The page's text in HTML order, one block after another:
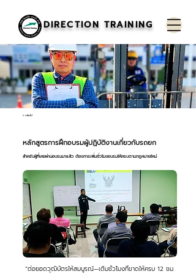
DIRECTION TRAINING
< กลับไป
หลักสูตรการฝึกอบรมผู้ปฏิบัติงานเกี่ยวกับรถยก
สำหรับผู้ที่เคยผ่านอบรมมาแล้ว ต้องการเพิ่มชั่วโมงอบรมให้ครบตามกฎหมายใหม่
“ต่อยอดวุฒิบัตรให้สมบูรณ์—เติมชั่วโมงที่ขาดให้ครบ 12 ชม.